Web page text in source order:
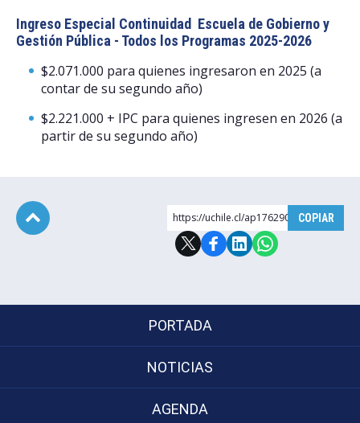
Ingreso Especial Continuidad Escuela de Gobierno y
Gestión Pública - Todos los Programas 2025-2026
$2.071.000 para quienes ingresaron en 2025 (a
contar de su segundo año)
$2.221.000 + IPC para quienes ingresen en 2026 (a
partir de su segundo año)
https://uchile.cl/ap176290 COPIAR
PORTADA
NOTICIAS
AGENDA